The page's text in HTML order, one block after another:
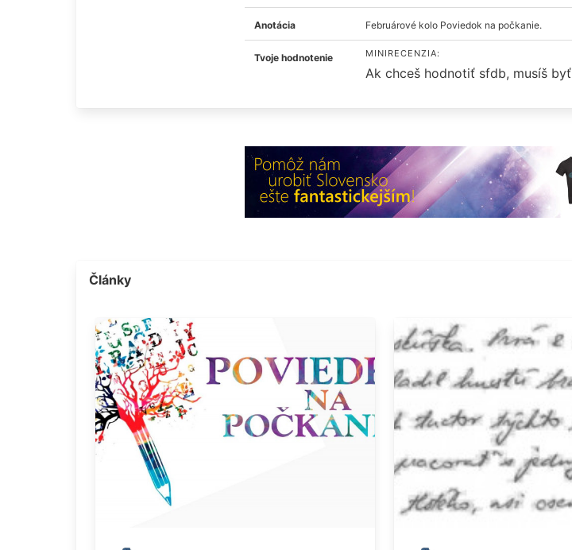
Anotácia Februárové kolo Poviedok na počkanie.
Tvoje hodnotenie MINIRECENZIA:
Ak chceš hodnotiť sfdb, musíš byť
Články